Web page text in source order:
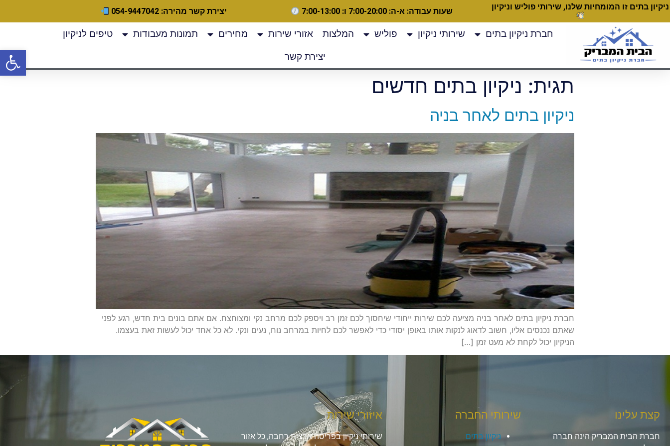
ניקיון בתים זו המומחיות שלנו, שירותי פוליש וניקיון שעות עבודה: א-ה: 7:00-20:00 ו: 7:00-13:00 יצירת קשר מהירה: 054-9447042
חברת ניקיון בתים שירותי ניקיון פוליש המלצות אזורי שירות מחירים תמונות מעבודות טיפים לניקיון
יצירת קשר
תגית: ניקיון בתים חדשים
ניקיון בתים לאחר בניה
חברת ניקיון בתים לאחר בניה מציעה לכם שירות ייחודי שיחסוך לכם זמן רב ויספק לכם מרחב נקי ומצוחצח. אם אתם בונים בית חדש, רגע לפני
שאתם נכנסים אליו, חשוב לדאוג לנקות אותו באופן יסודי כדי לאפשר לכם לחיות במרחב נוח, נעים ונקי. לא כל אחד יכול לעשות זאת בעצמו.
הניקיון יכול לקחת לא מעט זמן […]
קצת עלינו
חברת הבית המבריק הינה חברה
שירותי החברה
ניקיון בתים
איזורי שירות
שירותי ניקיון בפריסה ארצית רחבה, כל אזור